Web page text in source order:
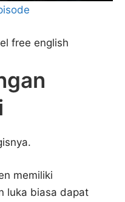
free english
memiliki
luka biasa dapat